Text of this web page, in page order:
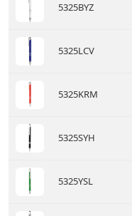
5325BYZ
5325LCV
5325KRM
5325SYH
5325YSL